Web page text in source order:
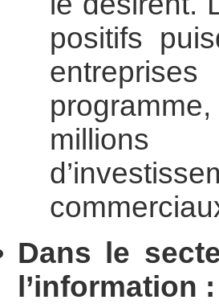
positifs
millions
Dans le
l’information :